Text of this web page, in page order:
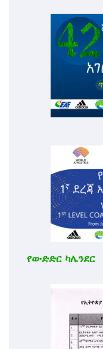
የውድድር ካሌንደር